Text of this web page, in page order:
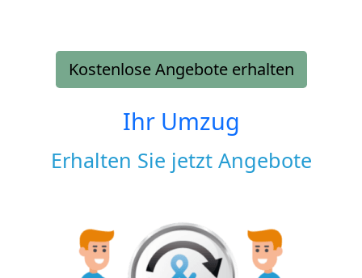
Kostenlose Angebote erhalten
Ihr Umzug
Erhalten Sie jetzt Angebote